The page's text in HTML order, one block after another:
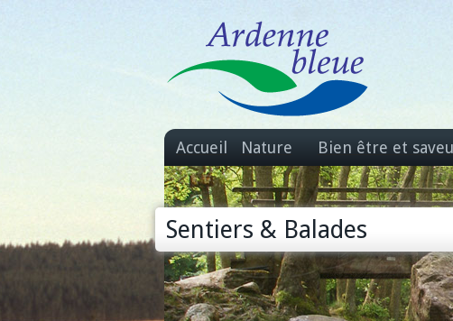
Accueil Nature Bien être et
Sentiers & Balades